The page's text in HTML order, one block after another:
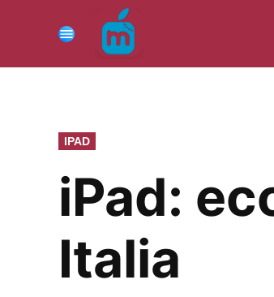
contenuto
Menu
PUBBLICATO
IN
IPAD
iPad:
Italia